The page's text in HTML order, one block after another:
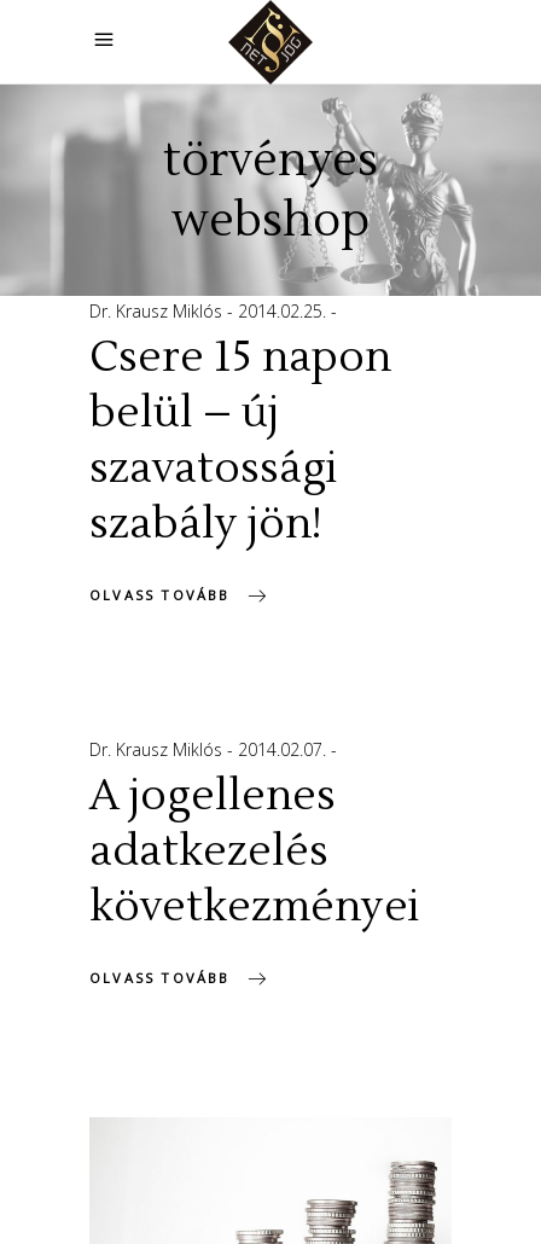
törvényes
webshop
Dr. Krausz Miklós 2014.02.25.
Csere 15 napon
belül – új
szavatossági
szabály jön!
OLVASS TOVÁBB
Dr. Krausz Miklós 2014.02.07.
A jogellenes
adatkezelés
következményei
OLVASS TOVÁBB